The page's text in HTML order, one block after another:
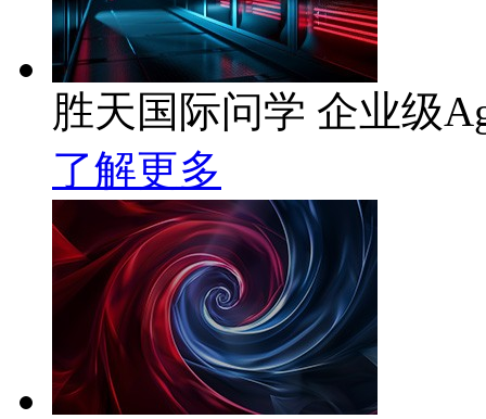
胜天国际问学 企业级
了解更多